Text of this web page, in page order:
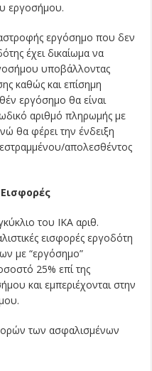
εργοσήμου.
εργόσημο που δεν
έχει δικαίωμα να
υποβάλλοντας
καθώς και επίσημη
εργόσημο θα είναι
αριθμό πληρωμής με
θα φέρει την ένδειξη
απολεσθέντος
του ΙΚΑ αριθ.
εισφορές εργοδότη
με “εργόσημο”
25% επί της
και εμπεριέχονται στην
των ασφαλισμένων